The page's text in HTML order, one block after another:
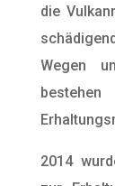
die
Wegen
2014